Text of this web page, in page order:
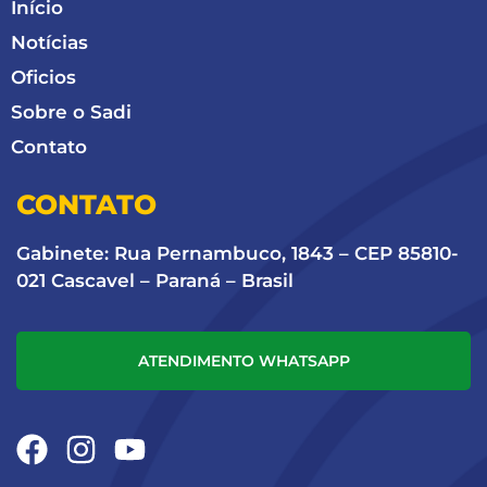
Início
Notícias
Oficios
Sobre o Sadi
Contato
CONTATO
Gabinete: Rua Pernambuco, 1843 – CEP 85810-
021 Cascavel – Paraná – Brasil
ATENDIMENTO WHATSAPP